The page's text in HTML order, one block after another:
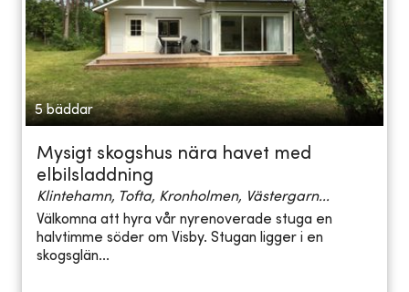
5 bäddar
Mysigt skogshus nära havet med
elbilsladdning
Klintehamn, Tofta, Kronholmen, Västergarn...
Välkomna att hyra vår nyrenoverade stuga en
halvtimme söder om Visby. Stugan ligger i en
skogsglän...